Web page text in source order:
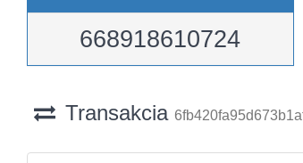
668918610724
Transakcia